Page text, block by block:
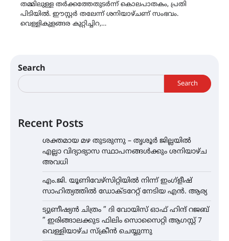
തമ്മിലുള്ള തർക്കത്തേതുടർന്ന് കൊലപാതകം, പ്രതി
പിടിയിൽ. ഈസ്റ്റർ തലേന്ന് ശനിയാഴ്ചണ് സംഭവം.
വെള്ളികുളങ്ങര കുറ്റിച്ചിറ,…
Search
Search
Recent Posts
ശക്തമായ മഴ തുടരുന്നു – തൃശൂർ ജില്ലയിൽ
എല്ലാ വിദ്യാഭ്യാസ സ്ഥാപനങ്ങൾക്കും ശനിയാഴ്ച
അവധി
എം.ജി. യൂണിവേഴ്‌സിറ്റിയിൽ നിന്ന് ഇംഗ്ളീഷ്
സാഹിത്യത്തിൽ ഡോക്ടറേറ്റ് നേടിയ എൻ. ആര്യ
ട്യുണീഷ്യൻ ചിത്രം ” ദി വോയിസ് ഓഫ് ഹിന്ദ് റജബ്
” ഇരിങ്ങാലക്കുട ഫിലിം സൊസൈറ്റി ആഗസ്റ്റ് 7
വെള്ളിയാഴ്ച സ്‌ക്രീൻ ചെയ്യുന്നു